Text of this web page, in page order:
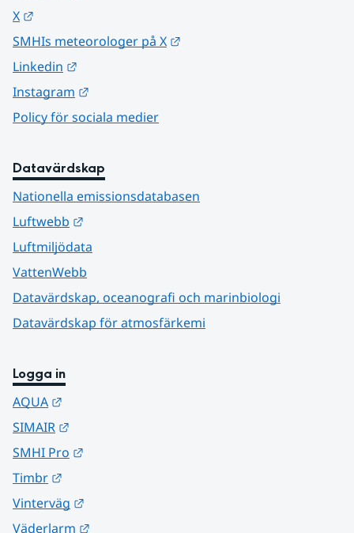
X
SMHIs meteorologer på X
Linkedin
Instagram
Policy för sociala medier
Datavärdskap
Nationella emissionsdatabasen
Luftwebb
Luftmiljödata
VattenWebb
Datavärdskap, oceanografi och marinbiologi
Datavärdskap för atmosfärkemi
Logga in
AQUA
SIMAIR
SMHI Pro
Timbr
Vinterväg
Väderlarm